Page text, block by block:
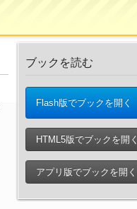
ブックを読む
Flash版でブックを開く
HTML5版でブックを開く
アプリ版でブックを開く